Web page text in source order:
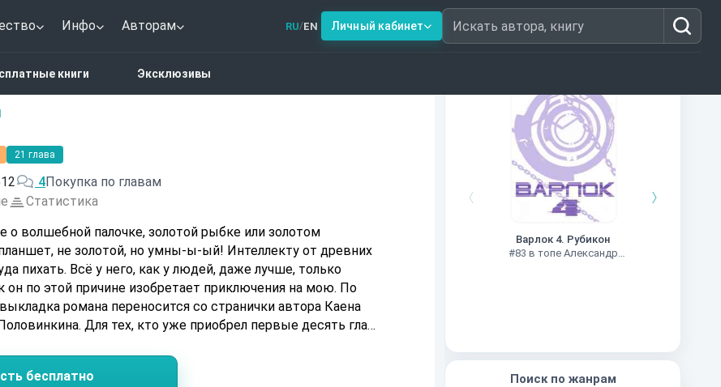
Инфо Авторам RU/EN Личный кабинет Искать автора, книгу
книги Эксклюзивы
Книги из топ-100
Варлок 4. Рубикон
#83 в топе Александр
Поиск по жанрам
21 глава
4Покупка по главам
Статистика
о волшебной палочке, золотой рыбке или золотом
не золотой, но умны-ы-ый! Интеллекту от древних
пихать. Всё у него, как у людей, даже лучше, только
по этой причине изобретает приключения на мою. По
романа переносится со странички автора Каена
Для тех, кто уже приобрел первые десять глав
бесплатно